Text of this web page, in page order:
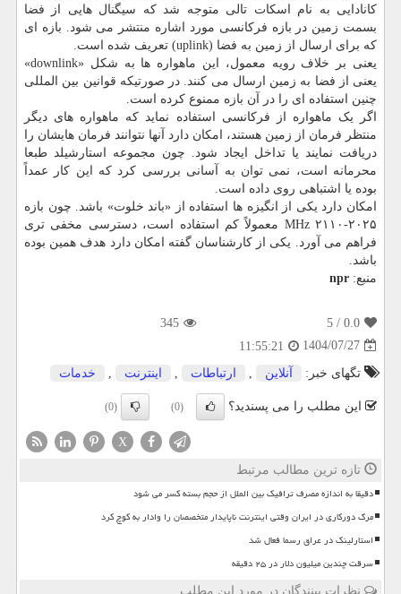
کانادایی به نام اسکات تالی متوجه شد که سیگنال هایی از فضا
بسمت زمین در بازه فرکانسی مورد اشاره منتشر می شود. بازه ای
که برای ارسال از زمین به فضا (uplink) تعریف شده است.
یعنی بر خلاف رویه معمول، این ماهواره ها به شکل «downlink»
یعنی از فضا به زمین ارسال می کنند. در صورتیکه قوانین بین المللی
چنین استفاده ای را در آن بازه ممنوع کرده است.
اگر یک ماهواره از فرکانسی استفاده نماید که ماهواره های دیگر
منتظر فرمان از زمین هستند، امکان دارد آنها نتوانند فرمان هایشان را
دریافت نمایند یا تداخل ایجاد شود. چون مجموعه استارشیلد طبعا
محرمانه است، نمی توان به آسانی بررسی کرد که این کار عمداً
بوده یا اشتباهی روی داده است.
امکان دارد یکی از انگیزه ها استفاده از «باند خلوت» باشد. چون بازه
۲۰۲۵-۲۱۱۰ MHz معمولاً کم استفاده است، دسترسی مخفی تری
فراهم می آورد. یکی از کارشناسان گفته امکان دارد هدف همین بوده
باشد.
منبع: npr
0.0
/ 5
345
1404/07/27
11:55:21
تگهای خبر:
آنلاین , ارتباطات , اینترنت , خدمات
این مطلب را می پسندید؟ (0)
(0)
X
تازه ترین مطالب مرتبط
دقیقا به اندازه مصرف ترافیک بین الملل از حجم بسته کسر می شود
مرگ دورکاری در ایران وقتی اینترنت ناپایدار متخصصان را وادار به کوچ کرد
استارلینک در عراق رسما فعال شد
سرقت چندین میلیون دلار در ۲۵ دقیقه
نظرات بینندگان در مورد این مطلب